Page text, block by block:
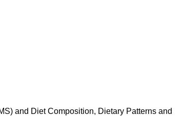
and Diet Composition, Dietary Patterns and